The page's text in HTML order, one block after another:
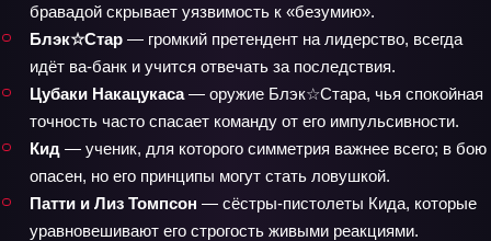
бравадой скрывает уязвимость к «безумию».
Блэк☆Стар — громкий претендент на лидерство, всегда
идёт ва-банк и учится отвечать за последствия.
Цубаки Накацукаса— оружие Блэк☆Стара, чья спокойная
точность часто спасает команду от его импульсивности.
Кид — ученик, для которого симметрия важнее всего; в бою
опасен, но его принципы могут стать ловушкой.
Патти и Лиз Томпсон — сёстры‑пистолеты Кида, которые
уравновешивают его строгость живыми реакциями.